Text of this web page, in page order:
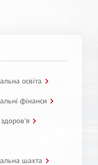
освіта
фінанси
шахта